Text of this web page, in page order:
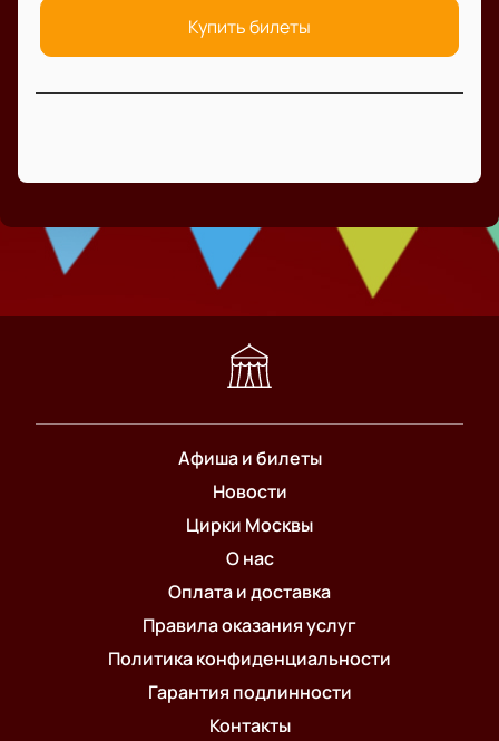
Купить билеты
Афиша и билеты
Новости
Цирки Москвы
О нас
Оплата и доставка
Правила оказания услуг
Политика конфиденциальности
Гарантия подлинности
Контакты